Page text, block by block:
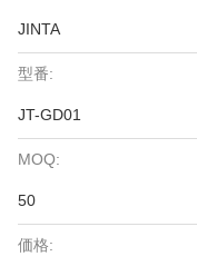
JINTA
型番:
JT-GD01
MOQ:
50
価格: